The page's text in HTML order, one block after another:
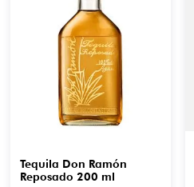
Tequila Don Ramón
Reposado 200 ml